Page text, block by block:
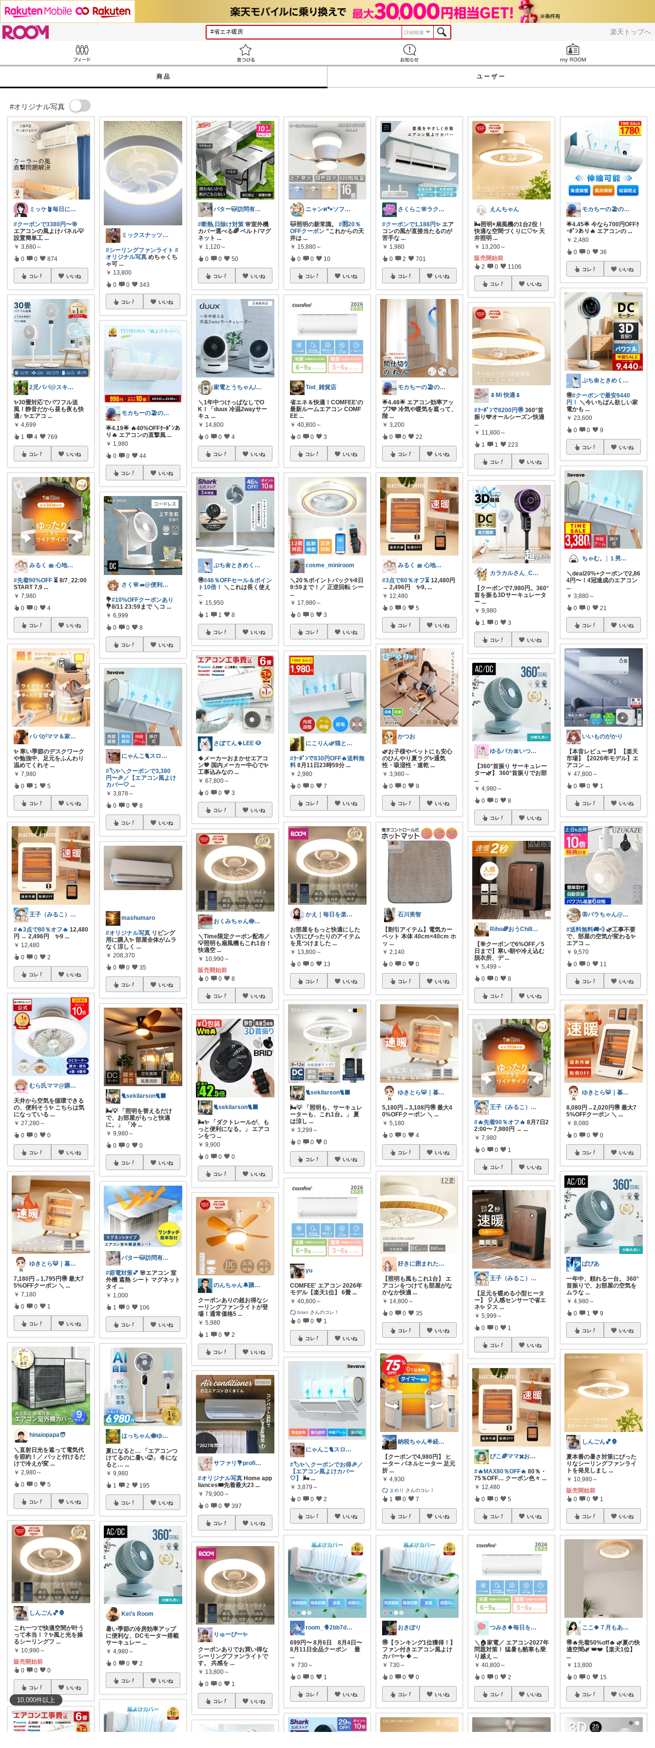
楽天トップへ
詳細検索
商品 ユーザー
#オリジナル写真
10,000件以上
ミッケ🪴毎日に"ちょっとイイ"を
#クーポンで3380円〜🎯
エアコンの風よけパネル💡
設置簡単工 ...
￥ 3,880～
0 0 874
コレ いいね
2児パパ@スキマ時間活用術
✨30畳対応でパワフル送
風！静音だから昼も夜も快
適♪ ✨エアコ ...
￥ 4,699
1 4 769
コレ いいね
みるく 🧺 心地よい、上質な暮らしを
#先着90%OFF ⏳ 8/7_22:00
START 7,9 ...
￥ 7,980
0 0 4
コレ いいね
パパがママ＆家族の笑顔の為に選ぶ品😆
✨ 寒い季節のデスクワーク
や勉強中、足元をふんわり
温めてくれそ ...
￥ 7,980
0 1 5
コレ いいね
王子（みるこ）👑便利グッズ×QOL向上
#🔥3点で80％オフ🔥 12,480
円 → 2,496円 ✨9 ...
￥ 12,480
0 0 2
コレ いいね
むら氏ママ@購入感謝
天井から空気を循環できる
の、便利そう✨ こちらは気
になっている ...
￥ 27,280～
0 0 0
コレ いいね
ゆきとら🐯｜暮らしをラクにしたいパパ
7,180円→1,795円🉐 最大7
5%OFFクーポン ＼ ...
￥ 7,180
0 0 1
コレ いいね
hinaiopapa🧑
＼直射日光を遮って電気代
を節約！／ パッと付けるだ
けで冷えが変 ...
￥ 2,980～
0 0 5
コレ いいね
しんごん🏀🦍
これ一つで快適空間が叶う
って本当！？✨風と光を操
るシーリングフ ...
￥ 10,990～
販売開始前
0 0 0
コレ いいね
ミックスナッツ💎ご経由購入感謝です🌟
#シーリングファンライト #
オリジナル写真 めちゃくち
ゃ可 ...
￥ 13,800
0 0 343
コレ いいね
モカちーの🏖️のんびりライフ🐈✨
🌟4.19🌟 🔥40%OFFｸｰﾎﾟﾝあ
り🔥 エアコンの直撃風 ...
￥ 1,980
0 0 44
コレ いいね
さく🌸🦔@便利でかわいいを探す旅
💐#10%OFFクーポンあり
💐8/11 23:59まで ＼コ ...
￥ 6,999
0 0 8
コレ いいね
にゃんこ🐈スローです🐢💦
#🏷️✨＼クーポンで3,380
円〜🎉／【エアコン風よけ
カバー🤍 ...
￥ 3,878～
0 0 8
コレ いいね
mashumaro
#オリジナル写真 リビング
用に購入✨ 部屋全体がムラ
なく涼しく ...
￥ 208,370
0 0 35
コレ いいね
🐈sekilarson🐈‍⬛
🌬️💡 「照明を替えるだけ
で、お部屋がもっと快適
に。」 「冷 ...
￥ 9,980～
0 0 0
コレ いいね
バター🐱訪問有難うございます💕
#節電対策💕 🌸エアコン 室
外機 遮熱 シート マグネット
タイ ...
￥ 1,000
1 0 106
コレ いいね
はっちゃん🐝ゆるレビュー
夏になると… 「エアコンつ
けてるのに暑い🥵」 冬にな
ると… ...
￥ 9,980
1 2 195
コレ いいね
Kei’s Room
暑い季節の冷房効率アップ
に便利な、DCモーター搭載
サーキュレー ...
￥ 4,980～
0 0 2
コレ いいね
バター🐱訪問有難うございます💕
#断熱,日除け対策 🌸室外機
カバー選べる🌈 ベルト/マグ
ネット ...
￥ 1,120～
0 0 50
コレ いいね
家電とうちゃん/2児のパパ✨️購入感謝！
​＼1年中つけっぱなしでO
K！「duux 冷温2wayサー
キュ ...
￥ 14,800
0 0 4
コレ いいね
ぷち🌼ときめくモノと暮らす🌼
🉐#46％OFFセール＆ポイン
ト10倍！
＼これは長く使え
...
￥ 15,950
1 1 8
コレ いいね
さぼてん🌵LEE 🐶
🌵メーカーおまかせエアコ
ン💖 国内メーカー中心で✨
工事込みなの ...
￥ 67,800～
0 0 3
コレ いいね
おくみちゃん🍥朝コレ界隈
＼Time限定クーポン配布／
💡照明も扇風機もこれ1台！
快適空 ...
￥ 10,990～
販売開始前
0 0 8
コレ いいね
🐈sekilarson🐈‍⬛
🌬️✨ 「ダクトレールが、も
っと便利になる。」 エアコ
ンをつ ...
￥ 9,900
0 0 0
コレ いいね
のんちゃん🔔購入感謝です✨
クーポンありの超お得なシ
ーリングファンライトが登
場！通常価格5 ...
￥ 5,980
1 0 2
コレ いいね
サファリ‎💐profileにてお礼
#オリジナル写真 Home app
liances🎟先着最大23 ...
￥ 79,900～
0 0 397
コレ いいね
りゅーぴー✨
クーポンありでお買い得な
シーリングファンライトで
す。 共感を ...
￥ 13,800～
0 0 1
コレ いいね
ニャンฅ🐾ソファでくつろぐ猫🐱💕
🐱照明の新常識。#🈹20％
OFFクーポン ”これからの天
井は ...
￥ 15,880～
0 0 10
コレ いいね
Tod_雑貨店
省エネ＆快適！COMFEE'の
最新ルームエアコン COMF
EE ...
￥ 40,800～
0 0 3
コレ いいね
cosme_miniroom
＼20％ポイントバック✨8日
9:59まで！／ 正逆回転 シー
...
￥ 17,980～
0 0 3
コレ いいね
にこりん🌿猫と暮らす主婦のROOM😹
#ｸｰﾎﾟﾝで830円OFF🔥送料無
料 8月11日23時59分 ...
￥ 2,980
0 0 7
コレ いいね
かえ｜毎日を楽しむ
お部屋をもっと快適にした
い方にぴったりのアイテム
を見つけました ...
￥ 13,800～
0 0 13
コレ いいね
🐈sekilarson🐈‍⬛
🌬️💡 「照明も、サーキュレ
ーターも、これ1台。」 夏
は涼し ...
￥ 3,299～
0 0 0
コレ いいね
yu
COMFEE' エアコン 2026年
モデル【楽天1位】 6畳...
￥ 40,800～
brian さんのコレ！
0 0 1
コレ いいね
にゃんこ🐈スローです🐢💦
#🏷️✨＼クーポンでお得🎉／
【エアコン風よけカバー
🤍】
🌬️ ...
￥ 3,879～
0 0 2
コレ いいね
room_🪻2bb7d8bc05
699円〜 8月6日 8月4日〜
8月11日全品クーポン 最
...
￥ 730～
0 0 1
コレ いいね
さくらこ🌸ラクする暮らしnote
#クーポンで1,188円✨ エア
コンの風が直接当たるのが
苦手な ...
￥ 1,980
0 2 701
コレ いいね
モカちーの🏖️のんびりライフ🐈✨
🌟4.48🌟 エアコン効率アッ
プ⤴️🩵 冷気や暖気を遮って、
階 ...
￥ 3,200
0 0 22
コレ いいね
みるく 🧺 心地よい、上質な暮らしを
#3点で80％オフ⏳ 12,480円
→ 2,496円 ✨9, ...
￥ 12,480
0 0 5
コレ いいね
かつお
🌿お子様やペットにも安心
のひんやり夏ラグ✨通気
性・吸湿性・速乾 ...
￥ 3,980～
0 0 9
コレ いいね
石川美智
【割引アイテム】電気カー
ペット 本体 40cm×40cm ホ
ッ ...
￥ 2,140
0 0 0
コレ いいね
ゆきとら🐯｜暮らしをラクにしたいパパ
5,180円→3,108円🉐 最大4
0%OFFクーポン ＼ ...
￥ 5,180
0 0 4
コレ いいね
好きに囲まれた一人暮らしインテリア⸝⸝꙳
【照明も風もこれ1台】 エ
アコンをつけても部屋がな
かなか快適 ...
￥ 14,800～
0 0 35
コレ いいね
納税ちゃん🌟経由購入★
【クーポンで4,980円】 ヒ
ーター パネルヒーター 足元
折 ...
￥ 4,930
まめり さんのコレ！
1 0 7
コレ いいね
おきぽり
🉐【ランキング1位獲得！】
ファン付きエアコン風よけ
カバー✨ 🍀 ...
￥ 730～
0 0 0
コレ いいね
えんちゃん
🌬️照明×扇風機の1台2役！
快適な空間づくりに♡✨ 天
井照明 ...
￥ 13,200～
販売開始前
2 0 1106
コレ いいね
🌷Mi 快適🌷
#ｸｰﾎﾟﾝで8200円🉐 360°首
振り🩵オールシーズン快適
...
￥ 11,800～
1 1 223
コレ いいね
カラカルさん_CRCL😺朝コレ4時
【クーポンで7,980円。360°
首を振る3Dサーキュレータ
ー ...
￥ 9,980
1 0 3
コレ いいね
ゆるパカ🎀いつもありがとうございます✨
【360°首振り サーキュレー
ター🌿】 360°首振りでお部
...
￥ 4,980～
0 0 8
コレ いいね
Riho🌈おうChill★グッズ
【🎯クーポンで6%OFF／5
日まで】寒い朝や冷え込む
脱衣所、デ ...
￥ 5,499～
0 0 8
コレ いいね
王子（みるこ）👑便利グッズ×QOL向上
#🔥先着90％オフ🔥 8月7日2
2:00〜 7,980円 →...
￥ 7,980
0 0 1
コレ いいね
王子（みるこ）👑便利グッズ×QOL向上
【足元を暖める小型ヒータ
ー】 🎈人感センサーで省エ
ネ✨ 🎈ス ...
￥ 5,999～
0 0 1
コレ いいね
ぴこ🌈ママ✖️お洒落✖️お得
#🔥MAX80％OFF🔥 80％・
75％OFF… クーポン色々 ...
￥ 12,480
0 0 5
コレ いいね
つみき🍀毎日をご機嫌にする♡
＼🏠家電／ エアコン2027年
問題対策！ 猛暑も酷寒も乗
り越え ...
￥ 40,800～
0 0 2
コレ いいね
モカちーの🏖️のんびりライフ🐈✨
🌟4.45🌟 今なら700円OFFｸ
ｰﾎﾟﾝあり🔥 エアコンの ...
￥ 2,480
0 0 36
コレ いいね
ぷち🌼ときめくモノと暮らす🌼
🉐#クーポンで最安9440
円！
＼今いちばん欲しい家
電かも ...
￥ 23,600
0 0 9
コレ いいね
ちゃむ。│１男２女＋🐶のふっくらママ
＼deal20%+クーポンで2,86
4円〜！4冠達成のエアコン
...
￥ 3,880～
0 0 21
コレ いいね
いいものがかり
【本音レビュー💯】 【楽天
市場】【2026年モデル】エ
アコン...
￥ 47,800～
0 0 1
コレ いいね
🦋バラちゃん@主婦目線の便利グッズ🦋
#送料無料🚚💨 🌿工事不要
で、部屋の空気が変わる✨
エアコ ...
￥ 9,570
0 0 11
コレ いいね
ゆきとら🐯｜暮らしをラクにしたいパパ
8,080円→2,020円🉐 最大7
5%OFFクーポン ＼ ...
￥ 8,080
0 0 0
コレ いいね
ぱぴあ
一年中、頼れる一台。 360°
首振りで、お部屋の空気を
ムラな ...
￥ 4,980～
0 1 9
コレ いいね
しんごん🏀🦍
夏本番の暑さ対策にぴった
りなシーリングファンライ
トを発見しまし ...
￥ 10,980～
販売開始前
0 0 1
コレ いいね
ここ🍀７月もありがとう🍀
🉐🔥先着50%off🔥 🌿夏の快
適空間🌿 👑❤️【楽天1位】
...
￥ 13,800
0 0 15
コレ いいね